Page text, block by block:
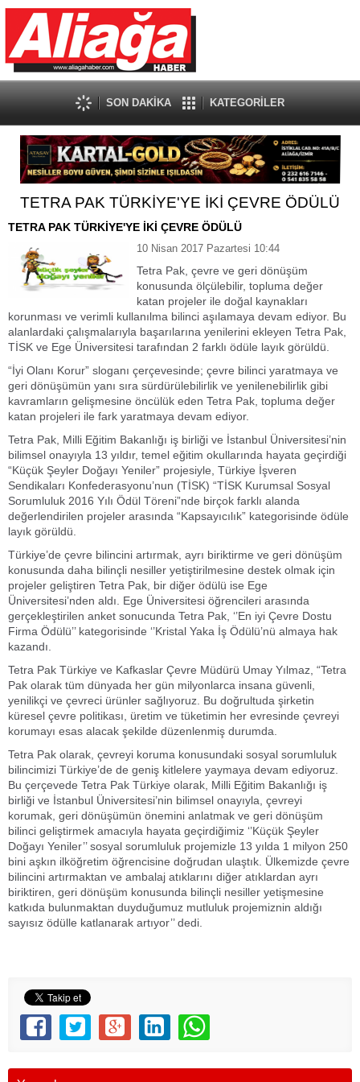
SON DAKİKA KATEGORİLER
TETRA PAK TÜRKİYE'YE İKİ ÇEVRE ÖDÜLÜ
TETRA PAK TÜRKİYE'YE İKİ ÇEVRE ÖDÜLÜ
10 Nisan 2017 Pazartesi 10:44
Tetra Pak, çevre ve geri dönüşüm
konusunda ölçülebilir, topluma değer
katan projeler ile doğal kaynakları
korunması ve verimli kullanılma bilinci aşılamaya devam ediyor. Bu
alanlardaki çalışmalarıyla başarılarına yenilerini ekleyen Tetra Pak,
TİSK ve Ege Üniversitesi tarafından 2 farklı ödüle layık görüldü.
“İyi Olanı Korur” sloganı çerçevesinde; çevre bilinci yaratmaya ve
geri dönüşümün yanı sıra sürdürülebilirlik ve yenilenebilirlik gibi
kavramların gelişmesine öncülük eden Tetra Pak, topluma değer
katan projeleri ile fark yaratmaya devam ediyor.
Tetra Pak, Milli Eğitim Bakanlığı iş birliği ve İstanbul Üniversitesi’nin
bilimsel onayıyla 13 yıldır, temel eğitim okullarında hayata geçirdiği
“Küçük Şeyler Doğayı Yeniler” projesiyle, Türkiye İşveren
Sendikaları Konfederasyonu’nun (TİSK) “TİSK Kurumsal Sosyal
Sorumluluk 2016 Yılı Ödül Töreni”nde birçok farklı alanda
değerlendirilen projeler arasında “Kapsayıcılık” kategorisinde ödüle
layık görüldü.
Türkiye’de çevre bilincini artırmak, ayrı biriktirme ve geri dönüşüm
konusunda daha bilinçli nesiller yetiştirilmesine destek olmak için
projeler geliştiren Tetra Pak, bir diğer ödülü ise Ege
Üniversitesi’nden aldı. Ege Üniversitesi öğrencileri arasında
gerçekleştirilen anket sonucunda Tetra Pak, ‘’En iyi Çevre Dostu
Firma Ödülü’’ kategorisinde ‘’Kristal Yaka İş Ödülü’nü almaya hak
kazandı.
Tetra Pak Türkiye ve Kafkaslar Çevre Müdürü Umay Yılmaz, “Tetra
Pak olarak tüm dünyada her gün milyonlarca insana güvenli,
yenilikçi ve çevreci ürünler sağlıyoruz. Bu doğrultuda şirketin
küresel çevre politikası, üretim ve tüketimin her evresinde çevreyi
korumayı esas alacak şekilde düzenlenmiş durumda.
Tetra Pak olarak, çevreyi koruma konusundaki sosyal sorumluluk
bilincimizi Türkiye’de de geniş kitlelere yaymaya devam ediyoruz.
Bu çerçevede Tetra Pak Türkiye olarak, Milli Eğitim Bakanlığı iş
birliği ve İstanbul Üniversitesi’nin bilimsel onayıyla, çevreyi
korumak, geri dönüşümün önemini anlatmak ve geri dönüşüm
bilinci geliştirmek amacıyla hayata geçirdiğimiz ‘’Küçük Şeyler
Doğayı Yeniler’’ sosyal sorumluluk projemizle 13 yılda 1 milyon 250
bini aşkın ilköğretim öğrencisine doğrudan ulaştık. Ülkemizde çevre
bilincini artırmaktan ve ambalaj atıklarını diğer atıklardan ayrı
biriktiren, geri dönüşüm konusunda bilinçli nesiller yetişmesine
katkıda bulunmaktan duyduğumuz mutluluk projemiznin aldığı
sayısız ödülle katlanarak artıyor’’ dedi.